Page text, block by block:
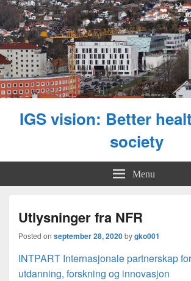
IGS vision: Better
society
Menu
Utlysninger fra NFR
Posted on september 28, 2020bygko001
INTPART Internasjonale partnerskap
utdanning, forskning og innovasjon